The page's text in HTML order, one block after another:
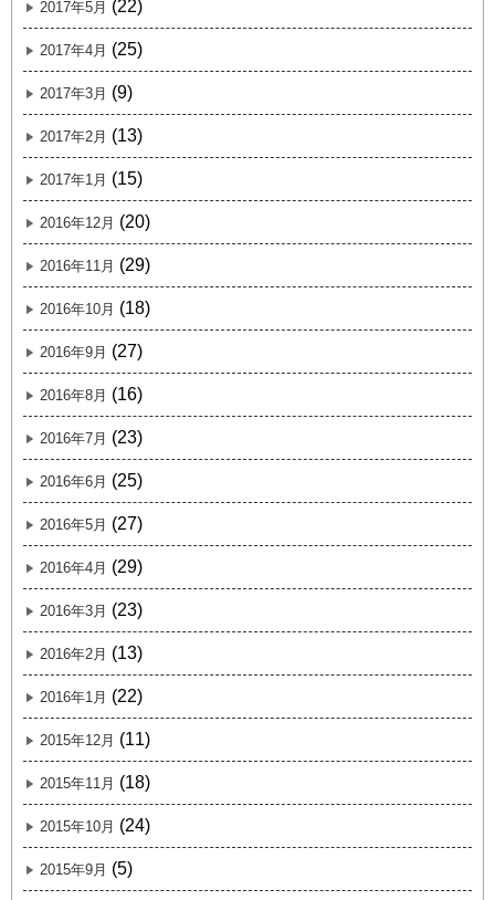
2017年5月 (22)
2017年4月 (25)
2017年3月 (9)
2017年2月 (13)
2017年1月 (15)
2016年12月 (20)
2016年11月 (29)
2016年10月 (18)
2016年9月 (27)
2016年8月 (16)
2016年7月 (23)
2016年6月 (25)
2016年5月 (27)
2016年4月 (29)
2016年3月 (23)
2016年2月 (13)
2016年1月 (22)
2015年12月 (11)
2015年11月 (18)
2015年10月 (24)
2015年9月 (5)